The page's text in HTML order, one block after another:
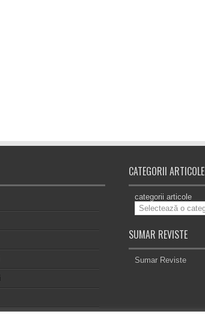
CATEGORII ARTICOLE
categorii articole
SUMAR REVISTE
Sumar Reviste